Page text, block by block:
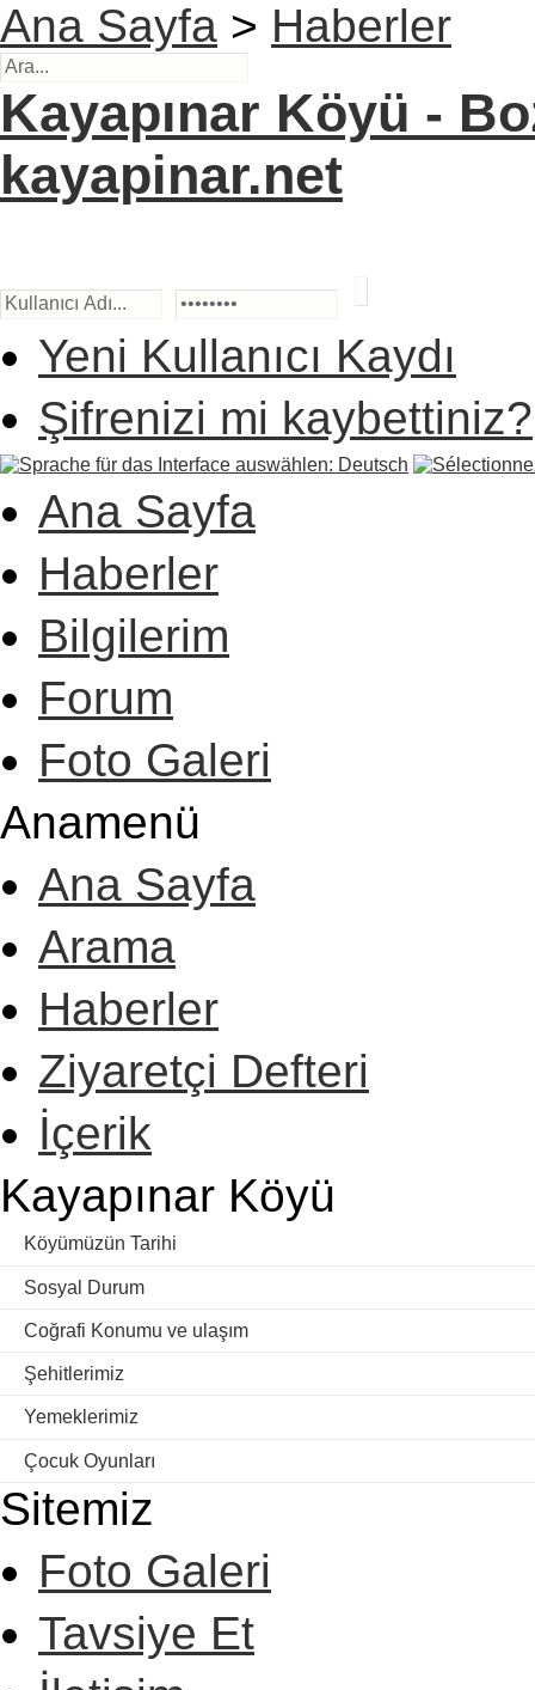
Ana Sayfa > Haberler
Kayapınar Köyü -
kayapinar.net
Yeni Kullanıcı Kaydı
Şifrenizi mi kaybettiniz?
Ana Sayfa
Haberler
Bilgilerim
Forum
Foto Galeri
Anamenü
Ana Sayfa
Arama
Haberler
Ziyaretçi Defteri
İçerik
Kayapınar Köyü
Köyümüzün Tarihi
Sosyal Durum
Coğrafi Konumu ve ulaşım
Şehitlerimiz
Yemeklerimiz
Çocuk Oyunları
Sitemiz
Foto Galeri
Tavsiye Et